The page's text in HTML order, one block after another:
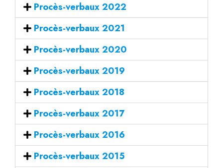
Procès-verbaux 2022
Procès-verbaux 2021
Procès-verbaux 2020
Procès-verbaux 2019
Procès-verbaux 2018
Procès-verbaux 2017
Procès-verbaux 2016
Procès-verbaux 2015